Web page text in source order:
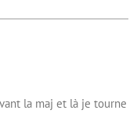
la maj et là je tourne